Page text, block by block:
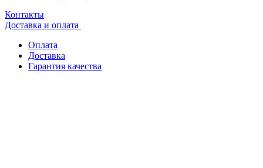
Контакты
Доставка и оплата
Оплата
Доставка
Гарантия качества